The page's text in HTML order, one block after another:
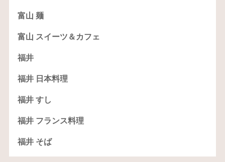
富山 麺
富山 スイーツ＆カフェ
福井
福井 日本料理
福井 すし
福井 フランス料理
福井 そば